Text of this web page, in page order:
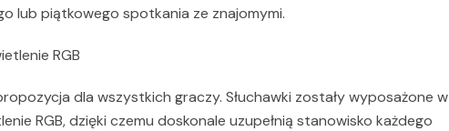
lub piątkowego spotkania ze znajomymi.
RGB
dla wszystkich graczy. Słuchawki zostały wyposażone w
RGB, dzięki czemu doskonale uzupełnią stanowisko każdego